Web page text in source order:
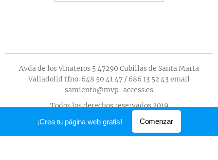
Avda de los Vinateros 5 47290 Cubillas de Santa Marta
Valladolid tfno. 648 50 41 47 / 686 13 52 43 email
samiento@mvp-access.es
Todos los derechos reservados 2019
Creado conWebnode
¡Crea tu página web gratis! Comenzar